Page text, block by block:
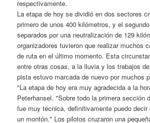
respectivamente.
La etapa de hoy se dividió en dos sectores
primero de unos 400 kilómetros, y el
separados por una neutralización de 129
organizadores tuvieron que realizar muchos
de ruta en el último momento. Esta
entre otras cosas, a la lluvia y los trabajos
pista estuvo marcada de nuevo por muchos
"La etapa de hoy era muy agradecida a la
Peterhansel. "Sobre todo la primera sección
fue muy técnica, definitivamente puedo
un montón." Los pilotos cruzaron una